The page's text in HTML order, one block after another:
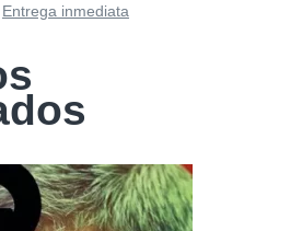
Entrega inmediata